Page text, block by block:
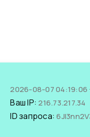
2026-08-07 04:19:06
Ваш IP:216.73.217.34
ID запроса: